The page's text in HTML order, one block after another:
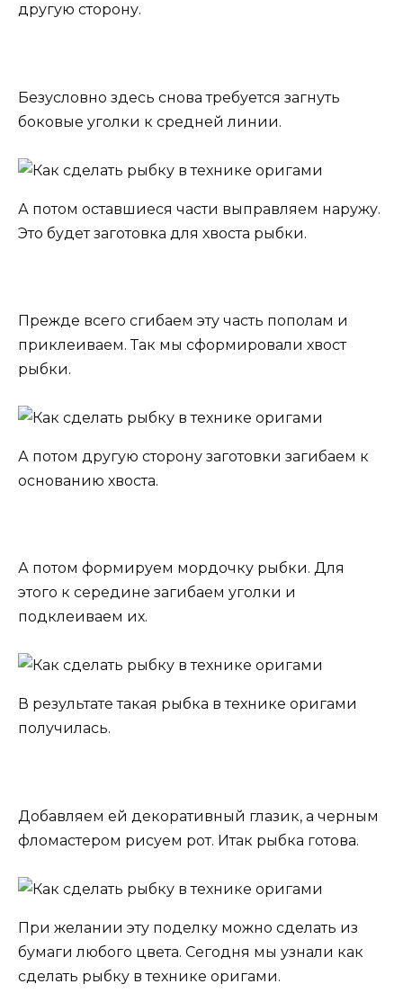
другую сторону.
Безусловно здесь снова требуется загнуть
боковые уголки к средней линии.
А потом оставшиеся части выправляем наружу.
Это будет заготовка для хвоста рыбки.
Прежде всего сгибаем эту часть пополам и
приклеиваем. Так мы сформировали хвост
рыбки.
А потом другую сторону заготовки загибаем к
основанию хвоста.
А потом формируем мордочку рыбки. Для
этого к середине загибаем уголки и
подклеиваем их.
В результате такая рыбка в технике оригами
получилась.
Добавляем ей декоративный глазик, а черным
фломастером рисуем рот. Итак рыбка готова.
При желании эту поделку можно сделать из
бумаги любого цвета. Сегодня мы узнали как
сделать рыбку в технике оригами.